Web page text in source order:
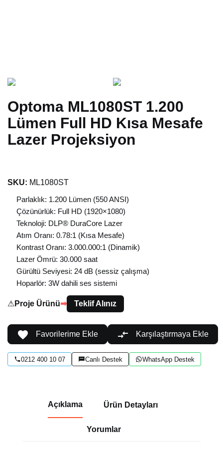
Optoma ML1080ST 1.200
Lümen Full HD Kısa Mesafe
Lazer Projeksiyon
SKU: ML1080ST
Parlaklık: 1.200 Lümen (550 ANSI)
Çözünürlük: Full HD (1920×1080)
Teknoloji: DLP® DuraCore Lazer
Atım Oranı: 0.78:1 (Kısa Mesafe)
Kontrast Oranı: 3.000.000:1 (Dinamik)
Lazer Ömrü: 30.000 saat
Gürültü Seviyesi: 24 dB (sessiz çalışma)
Hoparlör: 3W dahili ses sistemi
⚠ Proje Ürünü➡ Teklif Alınız
 Favorilerime Ekle  Karşılaştırmaya Ekle
0212 400 10 07 Canlı Destek WhatsApp Destek
Açıklama Ürün Detayları
Yorumlar